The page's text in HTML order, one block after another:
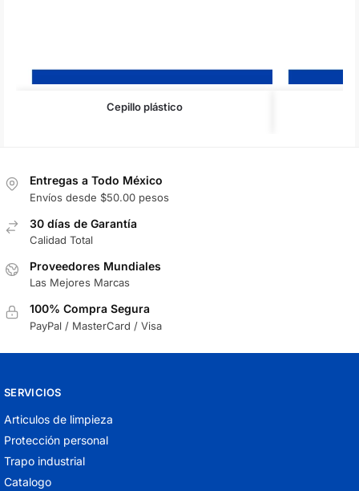
Cepillo plástico
Entregas a Todo México
Envíos desde $50.00 pesos
30 días de Garantía
Calidad Total
Proveedores Mundiales
Las Mejores Marcas
100% Compra Segura
PayPal / MasterCard / Visa
SERVICIOS
Articulos de limpieza
Protección personal
Trapo industrial
Catalogo